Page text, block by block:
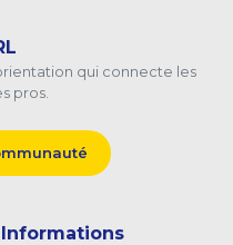
qui connecte les
pros.
Informations